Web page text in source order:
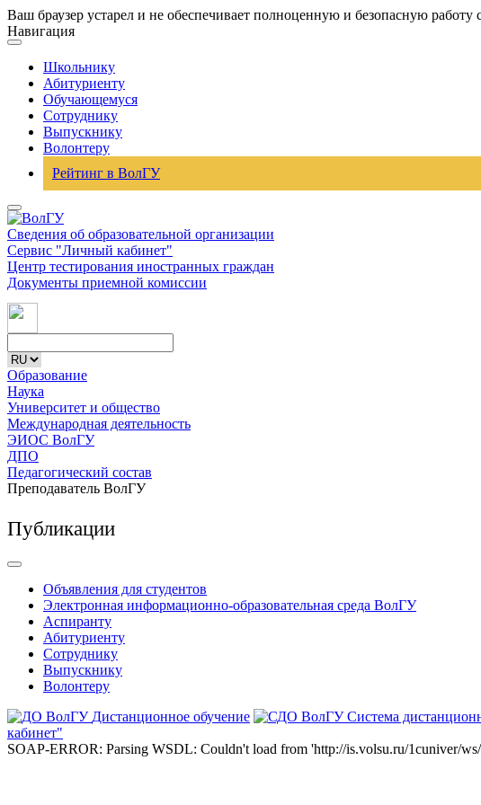
Ваш браузер устарел и не обеспечивает полноценную и безопасную работу
Навигация
Школьнику
Абитуриенту
Обучающемуся
Сотруднику
Выпускнику
Волонтеру
Рейтинг в ВолГУ
Сведения об образовательной организации
Сервис "Личный кабинет"
Центр тестирования иностранных граждан
Документы приемной комиссии
Образование
Наука
Университет и общество
Международная деятельность
ЭИОС ВолГУ
ДПО
Педагогический состав
Преподаватель ВолГУ
Публикации
Объявления для студентов
Электронная информационно-образовательная среда ВолГУ
Аспиранту
Абитуриенту
Сотруднику
Выпускнику
Волонтеру
Дистанционное обучение
Система
кабинет"
SOAP-ERROR: Parsing WSDL: Couldn't load from 'http://is.volsu.ru/1cuniver/